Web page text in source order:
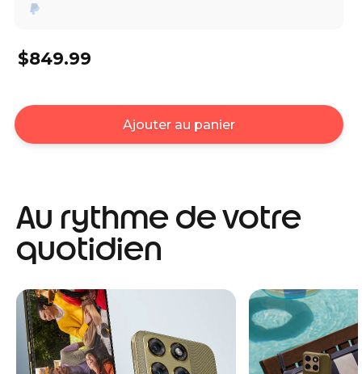
$849.99
Ajouter au panier
Au rythme de votre
quotidien